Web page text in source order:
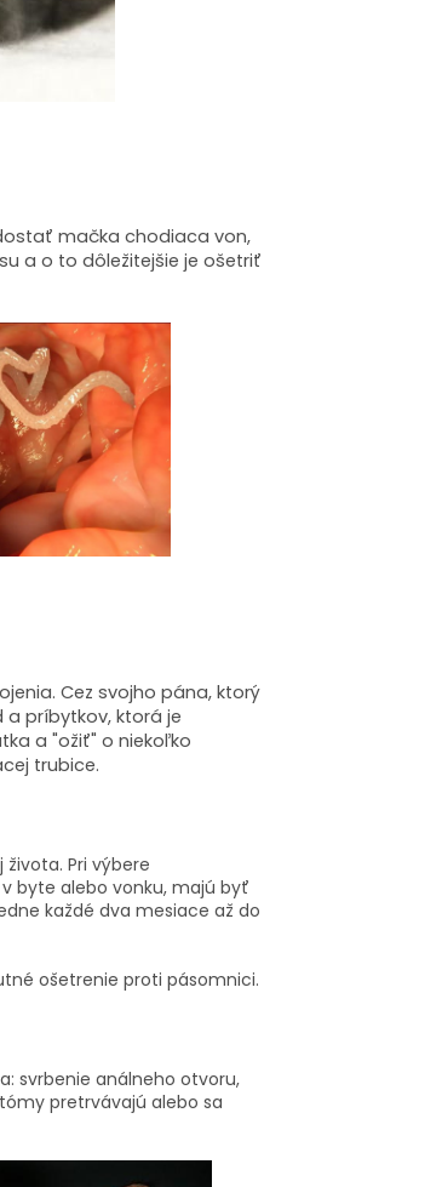
mačka chodiaca von,
a o to dôležitejšie je ošetriť
Cez svojho pána, ktorý
a príbytkov, ktorá je
a "ožiť" o niekoľko
trubice.
Pri výbere
byte alebo vonku, majú byť
každé dva mesiace až do
ošetrenie proti pásomnici.
svrbenie análneho otvoru,
pretrvávajú alebo sa